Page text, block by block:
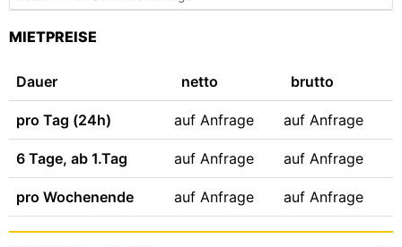
MIETPREISE
Dauer netto brutto
pro Tag (24h) auf Anfrage auf Anfrage
6 Tage, ab 1.Tag auf Anfrage auf Anfrage
pro Wochenende auf Anfrage auf Anfrage